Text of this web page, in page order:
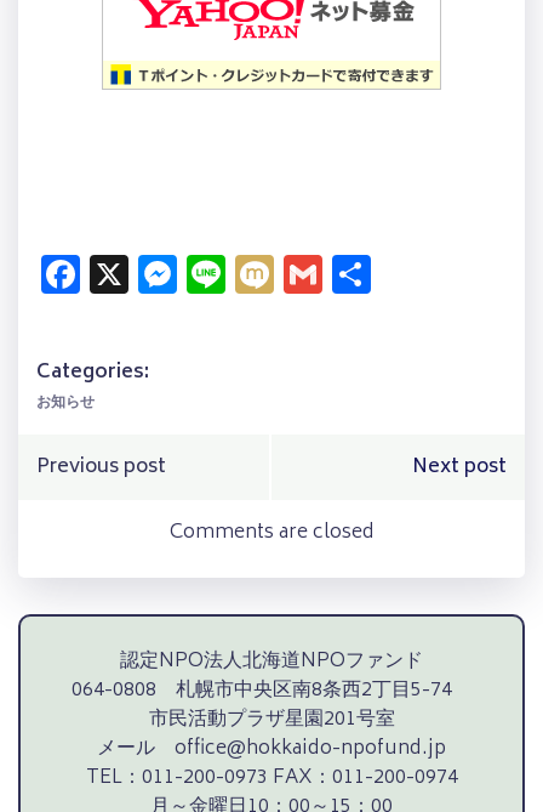
Facebook
X Messenger
LineMixiGmail
Categories:
お知らせ
Post
navigation
Previous post
navigation
Next post
Comments are closed
認定NPO法人北海道NPOファンド
064-0808 札幌市中央区南8条西2丁目5-74
市民活動プラザ星園201号室
メール office@hokkaido-npofund.jp
TEL：011-200-0973 FAX：011-200-0974